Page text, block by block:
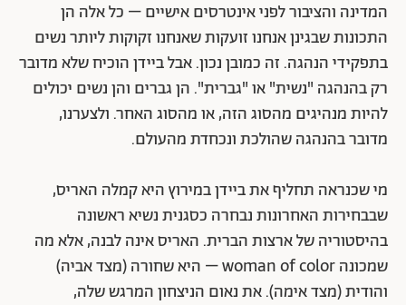
המדינה והציבור לפני אינטרסים אישיים – כל אלה הן
התכונות שבגינן אנחנו זועקות שאנחנו זקוקות ליותר נשים
בתפקידי הנהגה. זה כמובן נכון. אבל ביידן הוכיח שלא מדובר
רק בהנהגה "נשית" או "גברית". הן גברים והן נשים יכולים
להיות מנהיגים מהסוג הזה, או מהסוג האחר. ולצערנו,
מדובר בהנהגה שהולכת ונכחדת מהעולם.
מי שכנראה תחליף את ביידן במירוץ היא קמלה האריס,
שבבחירות האחרונות נבחרה כסגנית נשיא ראשונה
בהיסטוריה של ארצות הברית. האריס אינה לבנה, אלא מה
שמכונה woman of color – היא שחורה (מצד אביה)
והודית (מצד אימה). את נאום הניצחון המרגש שלה,